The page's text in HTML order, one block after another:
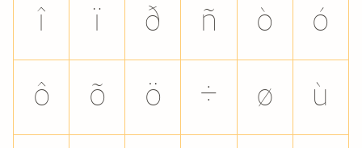
î ï ð ñ ò ó
ô õ ö ÷ ø ù